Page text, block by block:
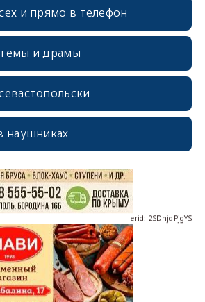
и прямо в телефон
и драмы
наушниках
erid: 2SDnjdPjgYS
erid: 2SDnjdvhGXG